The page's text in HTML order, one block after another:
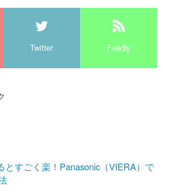
Twitter Feedly
とすごく楽！Panasonic（VIERA）で